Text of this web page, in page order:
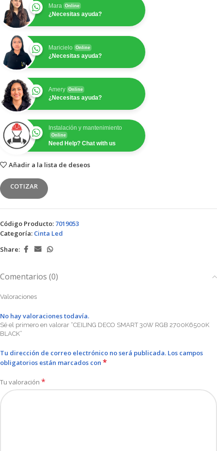
Mara Online
¿Necesitas ayuda?
Maricielo Online
¿Necesitas ayuda?
Amery Online
¿Necesitas ayuda?
Instalación y mantenimiento
Online
Need Help? Chat with us
Añadir a la lista de deseos
COTIZAR
Código Producto: 7019053
Categoría: Cinta Led
Share:
Comentarios (0)
Valoraciones
No hay valoraciones todavía.
Sé el primero en valorar “CEILING DECO SMART 30W RGB 2700K6500K
BLACK”
Tu dirección de correo electrónico no será publicada. Los campos
obligatorios están marcados con *
Tu valoración *